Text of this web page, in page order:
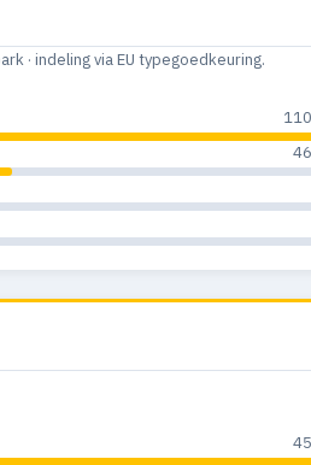
· indeling via EU typegoedkeuring.